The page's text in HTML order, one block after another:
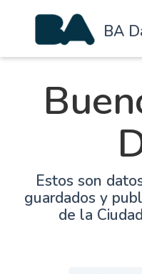
BA
Estos son
guardados y
de la